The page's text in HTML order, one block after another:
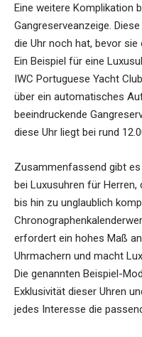
Eine weitere Komplikation
Gangreserveanzeige.
die Uhr noch hat, bevor
Ein Beispiel für eine
IWC Portuguese Yacht
über ein automatisches
beeindruckende
diese Uhr liegt bei rund
Zusammenfassend gibt
bei Luxusuhren für
bis hin zu unglaublich
erfordert ein hohes Maß
Uhrmachern und macht
Die genannten Beispiel-
Exklusivität dieser Uhren
jedes Interesse die